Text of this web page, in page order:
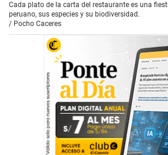
Cada plato de la carta del restaurante es una
peruano, sus especies y su biodiversidad.
/ Pocho Caceres